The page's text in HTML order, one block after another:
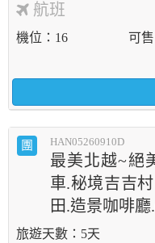
航班
機位 16 可售
團 HAN05260910D
最美北越~絕
車.秘境吉吉
田.造景咖啡
5天